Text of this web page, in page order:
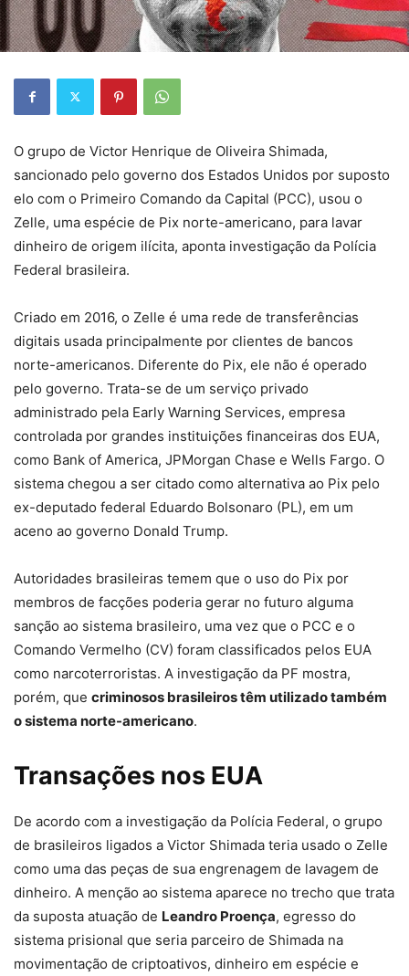
O grupo de Victor Henrique de Oliveira Shimada,
sancionado pelo governo dos Estados Unidos por suposto
elo com o Primeiro Comando da Capital (PCC), usou o
Zelle, uma espécie de Pix norte-americano, para lavar
dinheiro de origem ilícita, aponta investigação da Polícia
Federal brasileira.
Criado em 2016, o Zelle é uma rede de transferências
digitais usada principalmente por clientes de bancos
norte-americanos. Diferente do Pix, ele não é operado
pelo governo. Trata-se de um serviço privado
administrado pela Early Warning Services, empresa
controlada por grandes instituições financeiras dos EUA,
como Bank of America, JPMorgan Chase e Wells Fargo. O
sistema chegou a ser citado como alternativa ao Pix pelo
ex-deputado federal Eduardo Bolsonaro (PL), em um
aceno ao governo Donald Trump.
Autoridades brasileiras temem que o uso do Pix por
membros de facções poderia gerar no futuro alguma
sanção ao sistema brasileiro, uma vez que o PCC e o
Comando Vermelho (CV) foram classificados pelos EUA
como narcoterroristas. A investigação da PF mostra,
porém, que criminosos brasileiros têm utilizado também
o sistema norte-americano.
Transações nos EUA
De acordo com a investigação da Polícia Federal, o grupo
de brasileiros ligados a Victor Shimada teria usado o Zelle
como uma das peças de sua engrenagem de lavagem de
dinheiro. A menção ao sistema aparece no trecho que trata
da suposta atuação de Leandro Proença, egresso do
sistema prisional que seria parceiro de Shimada na
movimentação de criptoativos, dinheiro em espécie e